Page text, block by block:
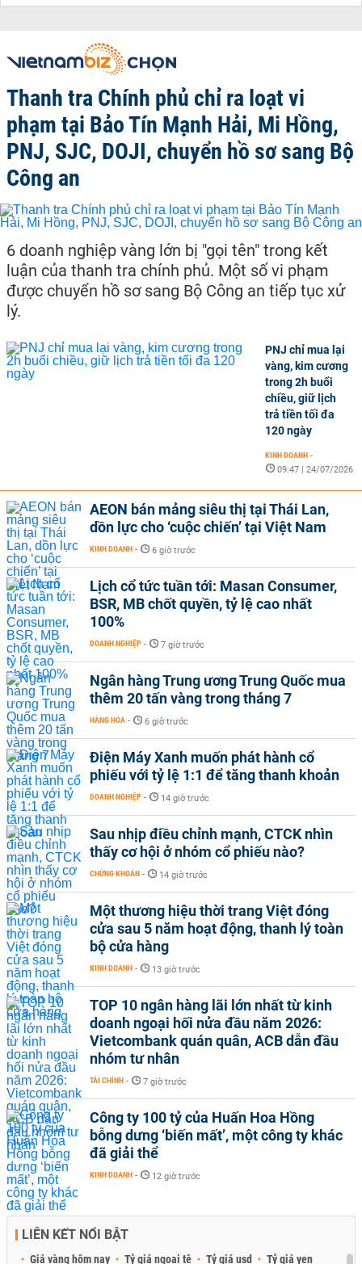
Thanh tra Chính phủ chỉ ra loạt vi
phạm tại Bảo Tín Mạnh Hải, Mi Hồng,
PNJ, SJC, DOJI, chuyển hồ sơ sang Bộ
Công an
6 doanh nghiệp vàng lớn bị "gọi tên" trong kết
luận của thanh tra chính phủ. Một số vi phạm
được chuyển hồ sơ sang Bộ Công an tiếp tục xử
lý.
PNJ chỉ mua lại
vàng, kim cương
trong 2h buổi
chiều, giữ lịch
trả tiền tối đa
120 ngày
KINH DOANH -
09:47 | 24/07/2026
AEON bán mảng siêu thị tại Thái Lan,
dồn lực cho ‘cuộc chiến’ tại Việt Nam
KINH DOANH - 6 giờ trước
Lịch cổ tức tuần tới: Masan Consumer,
BSR, MB chốt quyền, tỷ lệ cao nhất
100%
DOANH NGHIỆP - 7 giờ trước
Ngân hàng Trung ương Trung Quốc mua
thêm 20 tấn vàng trong tháng 7
HÀNG HÓA - 6 giờ trước
Điện Máy Xanh muốn phát hành cổ
phiếu với tỷ lệ 1:1 để tăng thanh khoản
DOANH NGHIỆP - 14 giờ trước
Sau nhịp điều chỉnh mạnh, CTCK nhìn
thấy cơ hội ở nhóm cổ phiếu nào?
CHỨNG KHOÁN - 14 giờ trước
Một thương hiệu thời trang Việt đóng
cửa sau 5 năm hoạt động, thanh lý toàn
bộ cửa hàng
KINH DOANH - 13 giờ trước
TOP 10 ngân hàng lãi lớn nhất từ kinh
doanh ngoại hối nửa đầu năm 2026:
Vietcombank quán quân, ACB dẫn đầu
nhóm tư nhân
TÀI CHÍNH - 7 giờ trước
Công ty 100 tỷ của Huấn Hoa Hồng
bỗng dưng ‘biến mất’, một công ty khác
đã giải thể
KINH DOANH - 12 giờ trước
LIÊN KẾT NỔI BẬT
Giá vàng hôm nay Tỷ giá ngoại tệ Tỷ giá usd Tỷ giá yen